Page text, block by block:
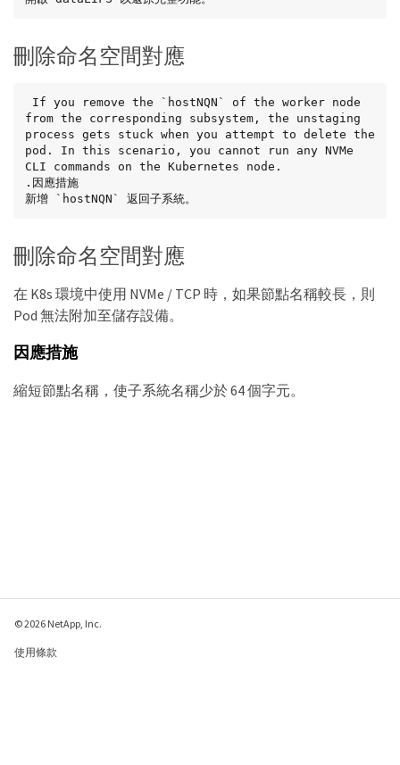
刪除命名空間對應
from the corresponding subsystem, the unstaging
process gets stuck when you attempt to delete the
pod. In this scenario, you cannot run any NVMe
CLI commands on the Kubernetes node.
.因應措施
新增 `hostNQN` 返回子系統。
刪除命名空間對應
在 K8s 環境中使用 NVMe / TCP 時，如果節點名稱較長，則
Pod 無法附加至儲存設備。
因應措施
縮短節點名稱，使子系統名稱少於 64 個字元。
© 2026 NetApp, Inc.
使用條款